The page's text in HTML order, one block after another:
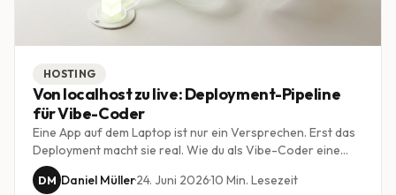
HOSTING
Von localhost zu live: Deployment-Pipeline
für Vibe-Coder
Eine App auf dem Laptop ist nur ein Versprechen. Erst das
Deployment macht sie real. Wie du als Vibe-Coder eine
saubere Pipeline aufbaust, die aus jedem Git-Push
automatisch eine sichere, laufende Anwendung macht.
DM Daniel Müller·24. Juni 2026·10 Min. Lesezeit